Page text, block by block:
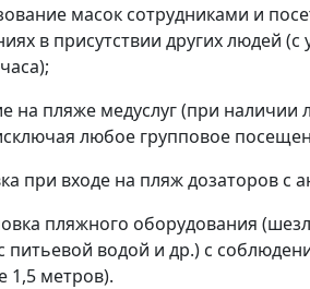
масок сотрудниками и
в присутствии других людей
на пляже медуслуг (при
любое групповое
при входе на пляж дозаторов с
пляжного оборудования
питьевой водой и др.) с
1,5 метров).